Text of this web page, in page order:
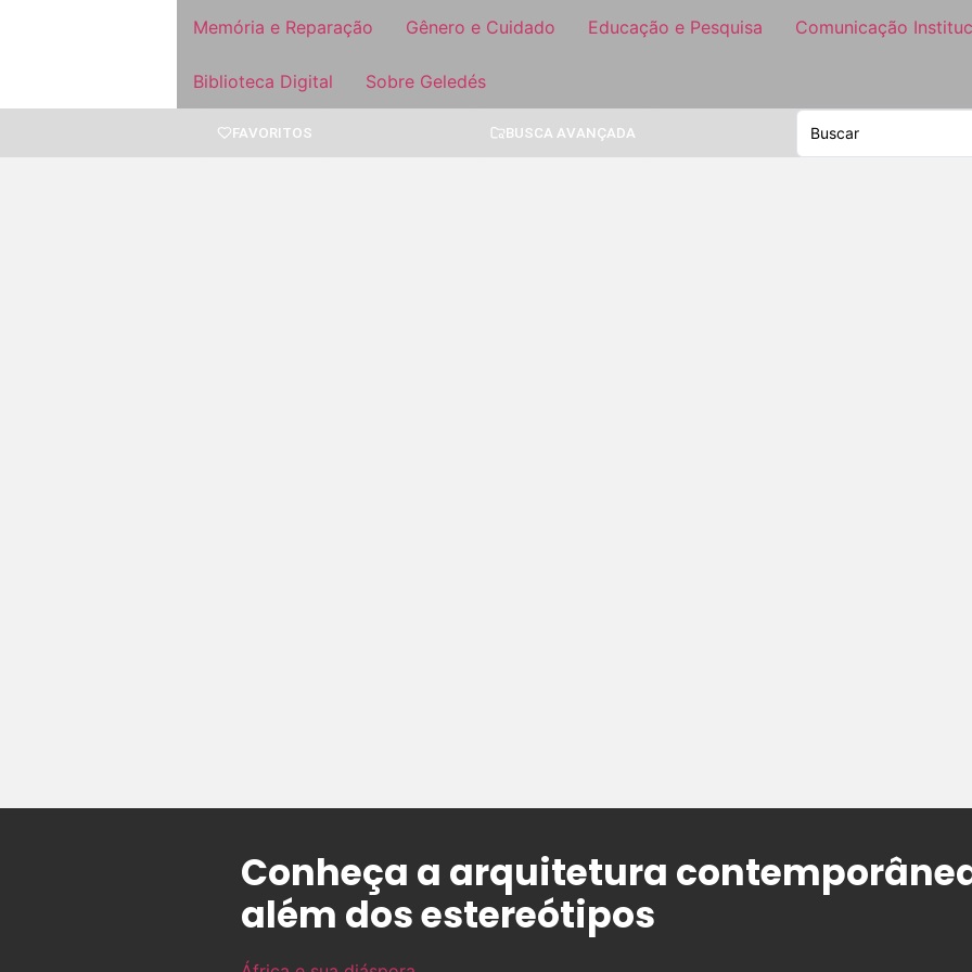
Memória e Reparação Gênero e Cuidado Educação e Pesquisa Comunicação
Biblioteca Digital Sobre Geledés
FAVORITOS BUSCA AVANÇADA
Conheça a arquitetura
além dos estereótipos